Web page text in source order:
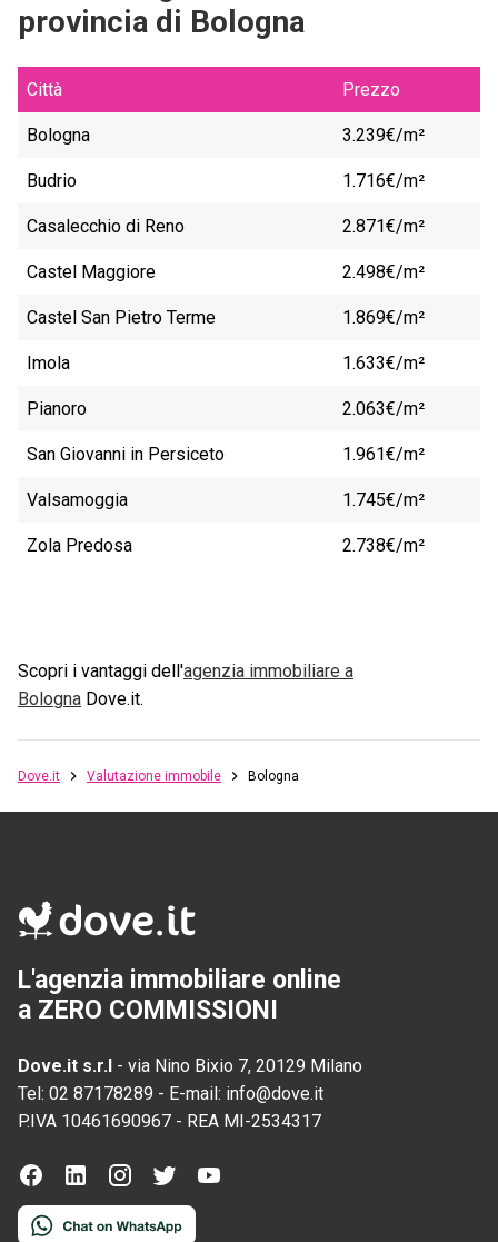
provincia di Bologna
Città Prezzo
Bologna 3.239€/m²
Budrio 1.716€/m²
Casalecchio di Reno 2.871€/m²
Castel Maggiore 2.498€/m²
Castel San Pietro Terme 1.869€/m²
Imola 1.633€/m²
Pianoro 2.063€/m²
San Giovanni in Persiceto 1.961€/m²
Valsamoggia 1.745€/m²
Zola Predosa 2.738€/m²
Scopri i vantaggi dell'agenzia immobiliare a
Bologna Dove.it.
Dove.it Valutazione immobile Bologna
L'agenzia immobiliare online
a ZERO COMMISSIONI
Dove.it s.r.l - via Nino Bixio 7, 20129 Milano
Tel: 02 87178289 - E-mail: info@dove.it
P.IVA 10461690967 - REA MI-2534317